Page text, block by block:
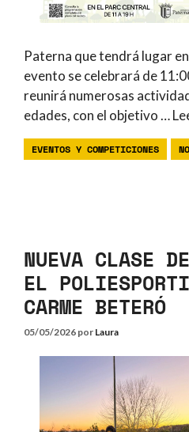
Paterna que tendrá lugar
evento se celebrará de
reunirá numerosas
edades, con el objetivo …
EVENTOS Y COMPETICIONES
NUEVA CLASE
EL
CARME BETERÓ
05/05/2026 por Laura